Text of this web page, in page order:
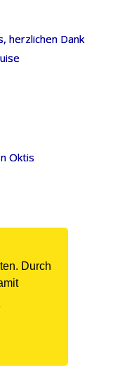
Durch
herzlichen Dank
Oktis